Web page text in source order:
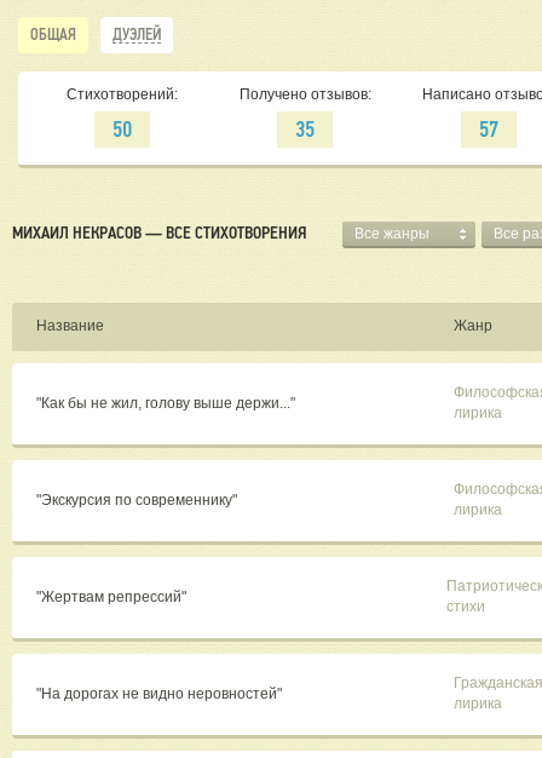
ОБЩАЯ ДУЭЛЕЙ
Стихотворений:
50
Получено отзывов:
35
Написано
57
МИХАИЛ НЕКРАСОВ — ВСЕ СТИХОТВОРЕНИЯ Все жанры Все
Название Жанр
"Как бы не жил, голову выше держи..."
лирика
"Экскурсия по современнику"
лирика
"Жертвам репрессий"
стихи
"На дорогах не видно неровностей"
Гражданская
лирика